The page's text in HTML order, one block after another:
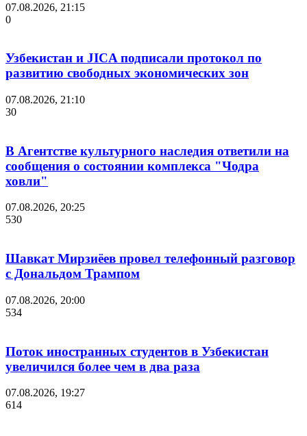
07.08.2026, 21:15
0
Узбекистан и JICA подписали протокол по
развитию свободных экономических зон
07.08.2026, 21:10
30
В Агентстве культурного наследия ответили на
сообщения о состоянии комплекса "Чодра
ховли"
07.08.2026, 20:25
530
Шавкат Мирзиёев провел телефонный разговор
с Дональдом Трампом
07.08.2026, 20:00
534
Поток иностранных студентов в Узбекистан
увеличился более чем в два раза
07.08.2026, 19:27
614